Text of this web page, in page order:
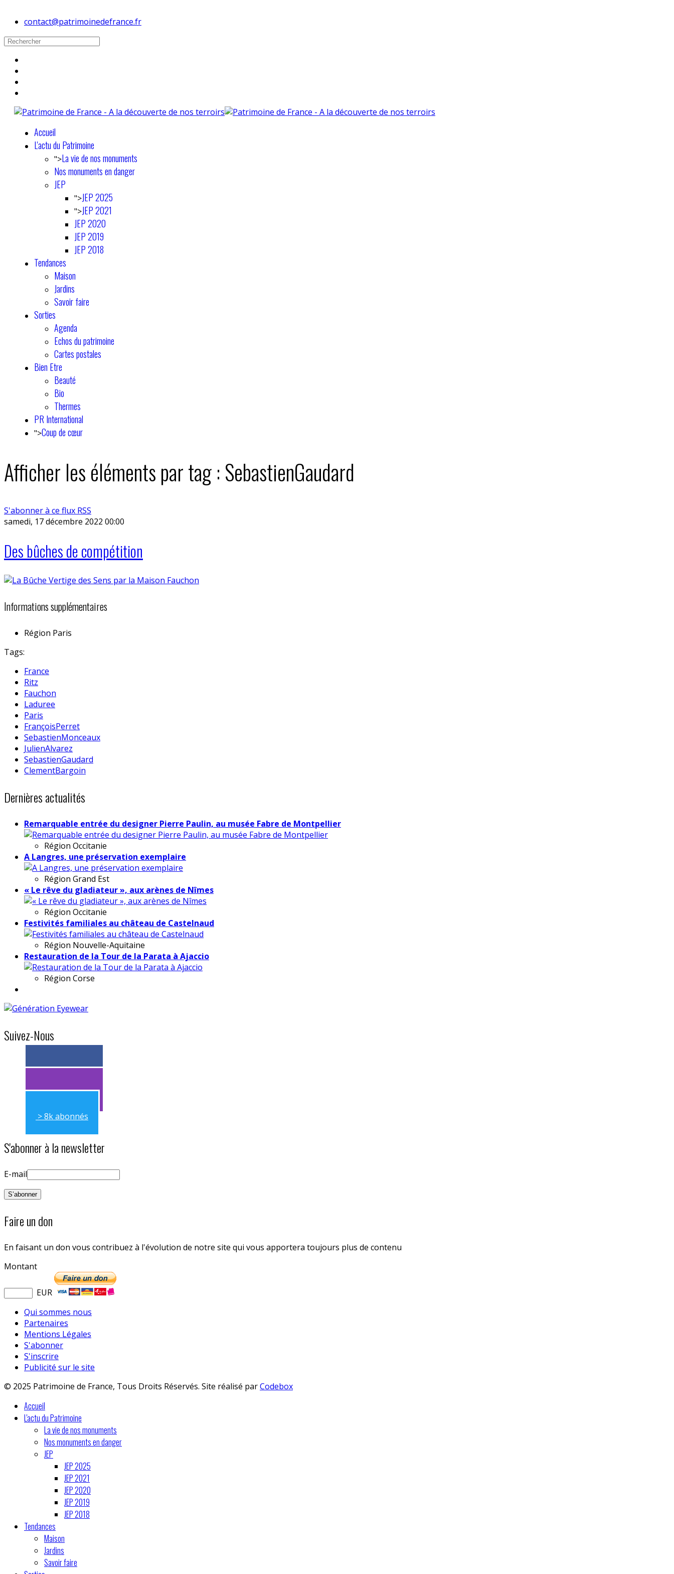
contact@patrimoinedefrance.fr
Accueil
L'actu du Patrimoine
">La vie de nos monuments
Nos monuments en danger
JEP
">JEP 2025
">JEP 2021
JEP 2020
JEP 2019
JEP 2018
Tendances
Maison
Jardins
Savoir faire
Sorties
Agenda
Echos du patrimoine
Cartes postales
Bien Etre
Beauté
Bio
Thermes
PR International
">Coup de cœur
Afficher les éléments par tag : SebastienGaudard
S'abonner à ce flux RSS
samedi, 17 décembre 2022 00:00
Des bûches de compétition
Informations supplémentaires
Région Paris
Tags:
France
Ritz
Fauchon
Laduree
Paris
FrançoisPerret
SebastienMonceaux
JulienAlvarez
SebastienGaudard
ClementBargoin
Dernières actualités
Remarquable entrée du designer Pierre Paulin, au musée Fabre de Montpellier
Région Occitanie
A Langres, une préservation exemplaire
Région Grand Est
« Le rêve du gladiateur », aux arènes de Nîmes
Région Occitanie
Festivités familiales au château de Castelnaud
Région Nouvelle-Aquitaine
Restauration de la Tour de la Parata à Ajaccio
Région Corse
Suivez-Nous
> 11k abonnés
> 11k abonnés
> 8k abonnés
S'abonner à la newsletter
E-mail
Faire un don
En faisant un don vous contribuez à l'évolution de notre site qui vous apportera toujours plus de contenu
Montant
EUR
Qui sommes nous
Partenaires
Mentions Légales
S'abonner
S'inscrire
Publicité sur le site
© 2025 Patrimoine de France, Tous Droits Réservés. Site réalisé parCodebox
Accueil
L'actu du Patrimoine
La vie de nos monuments
Nos monuments en danger
JEP
JEP 2025
JEP 2021
JEP 2020
JEP 2019
JEP 2018
Tendances
Maison
Jardins
Savoir faire